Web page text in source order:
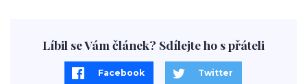
Líbil se Vám článek? Sdílejte ho s přáteli
Facebook Twitter